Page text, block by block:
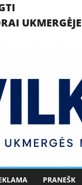
UKMERGĖJE
PRANEŠK